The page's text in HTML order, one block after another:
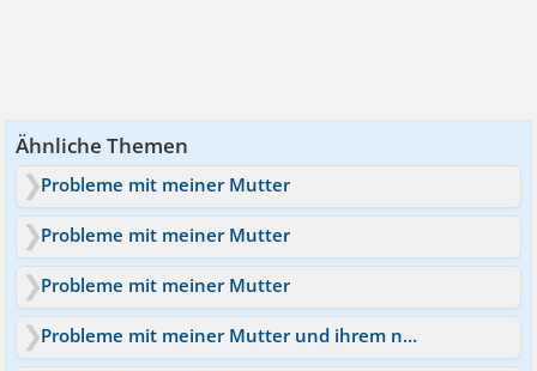
Ähnliche Themen
Probleme mit meiner Mutter
Probleme mit meiner Mutter
Probleme mit meiner Mutter
Probleme mit meiner Mutter und ihrem neuen Freund